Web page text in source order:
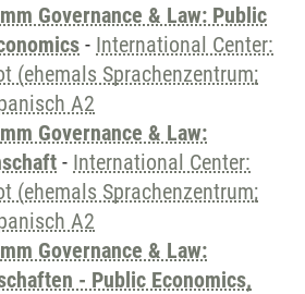
Governance & Law: Public
- International Center:
(ehemals Sprachenzentrum;
A2
Governance & Law:
- International Center:
(ehemals Sprachenzentrum;
A2
Governance & Law:
- Public Economics,